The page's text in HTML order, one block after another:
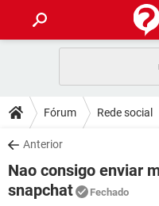
CELULAR
OUTLOOK
INSTAGRAM
GUIA DE COMPRAS
DICAS
JOGOS
OUTLOOK
DOWNLOADS
JOGOS
CELULAR
Fórum Rede social
Anterior
Nao consigo enviar
snapchat
Fechado